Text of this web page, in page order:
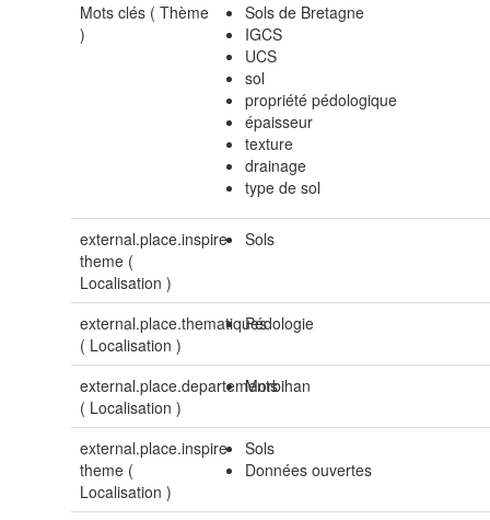
Mots clés ( Thème
)
Sols de Bretagne
IGCS
UCS
sol
propriété pédologique
épaisseur
texture
drainage
type de sol
external.place.inspire-
theme (
Localisation )
Sols
external.place.thematiques
( Localisation )
Pédologie
external.place.departements
( Localisation )
Morbihan
external.place.inspire-
theme (
Localisation )
Sols
Données ouvertes